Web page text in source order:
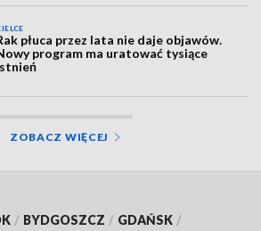
płuca przez lata nie daje objawów.
program ma uratować tysiące
ZOBACZ WIĘCEJ
/ BYDGOSZCZ / GDAŃSK /